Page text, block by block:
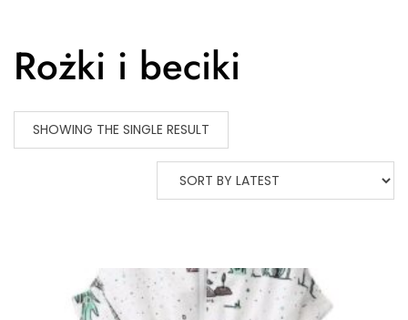
Rożki i beciki
SHOWING THE SINGLE RESULT